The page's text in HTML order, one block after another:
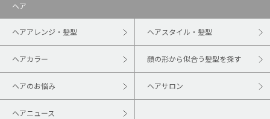
ヘア
ヘアアレンジ・髪型 ヘアスタイル・髪型
ヘアカラー 顔の形から似合う髪型を探す
ヘアのお悩み ヘアサロン
ヘアニュース